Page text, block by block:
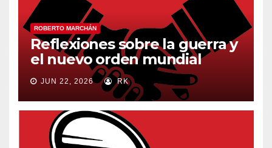
ROBERTO MARCHÁN
Reflexiones sobre la guerra y
el nuevo orden mundial
JUN 22, 2026 RK